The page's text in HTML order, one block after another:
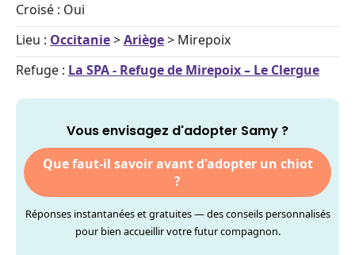
Croisé : Oui
Lieu : Occitanie>Ariège> Mirepoix
Refuge : La SPA - Refuge de Mirepoix – Le Clergue
Vous envisagez d'adopter Samy ?
Que faut-il savoir avant d'adopter un chiot
?
Réponses instantanées et gratuites — des conseils personnalisés
pour bien accueillir votre futur compagnon.